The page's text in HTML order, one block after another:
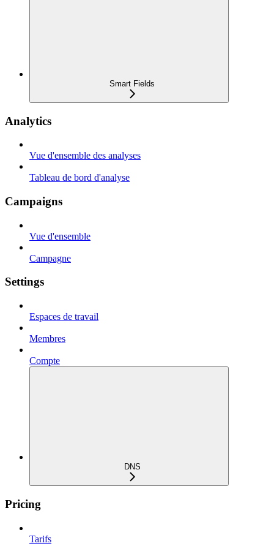
Smart Fields
Analytics
Vue d'ensemble des analyses
Tableau de bord d'analyse
Campaigns
Vue d'ensemble
Campagne
Settings
Espaces de travail
Membres
Compte
DNS
Pricing
Tarifs